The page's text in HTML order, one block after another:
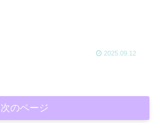
2025.09.12
次のページ